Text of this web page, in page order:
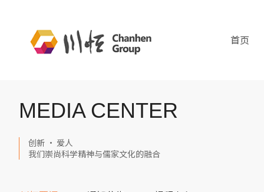
首页
MEDIA CENTER
创新 · 爱人
我们崇尚科学精神与儒家文化的融合